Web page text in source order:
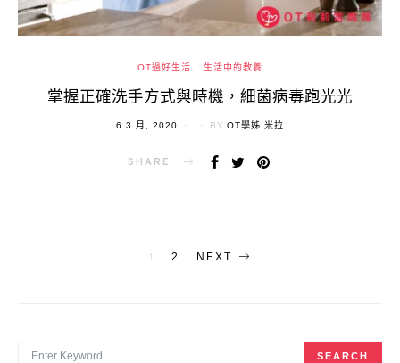
OT過好生活 生活中的教養
掌握正確洗手方式與時機，細菌病毒跑光光
POSTED
6 3 月, 2020 BY OT學姊 米拉
SHARE
文
1 2 NEXT
SEARCH